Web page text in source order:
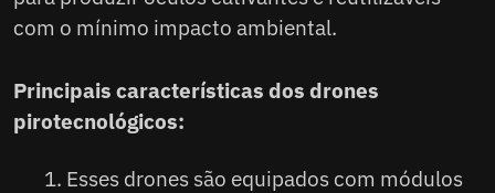
Custo do show de fogos de artifício
Encerrando
com o mínimo impacto ambiental.
Principais características dos drones
pirotecnológicos:
Esses drones são equipados com módulos